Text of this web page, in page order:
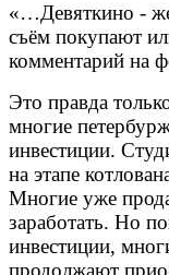
«…Девяткино -
съём покупают
комментарий на
Это правда
многие
инвестиции.
на этапе
Многие уже
заработать. Но
инвестиции,
продолжают